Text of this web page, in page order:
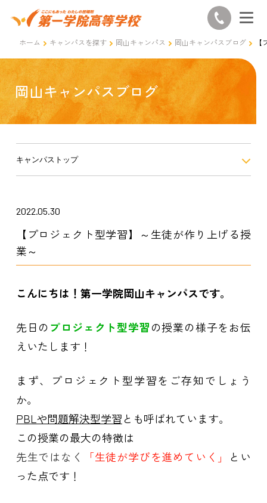
ホーム キャンパスを探す 岡山キャンパス 岡山キャンパスブログ
岡山キャンパスブログ
キャンパストップ
2022.05.30
【プロジェクト型学習】～生徒が作り上げる授
業～
こんにちは！第一学院岡山キャンパスです。
先日のプロジェクト型学習の授業の様子をお伝
えいたします！
まず、プロジェクト型学習をご存知でしょう
か。
PBLや問題解決型学習とも呼ばれています。
この授業の最大の特徴は
先生ではなく
「生徒が学びを進めていく」
とい
った点です！